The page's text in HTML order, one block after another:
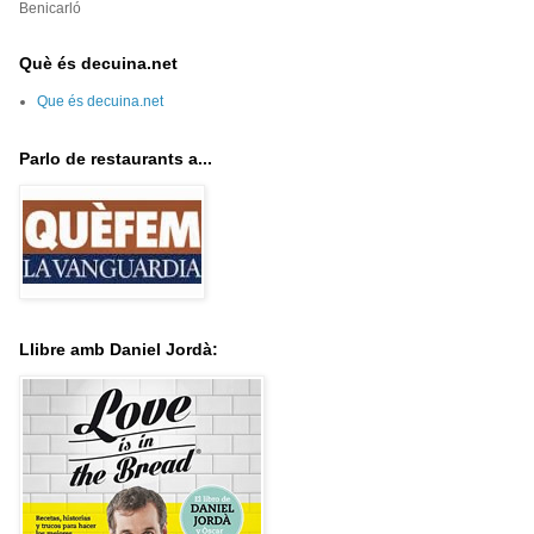
Benicarló
Què és decuina.net
Que és decuina.net
Parlo de restaurants a...
Llibre amb Daniel Jordà: